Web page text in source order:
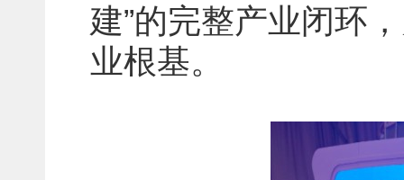
建”的完整产业闭环
业根基。